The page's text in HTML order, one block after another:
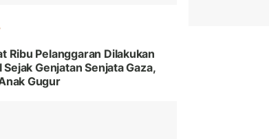
Ribu Pelanggaran Dilakukan
Sejak Genjatan Senjata Gaza,
Gugur